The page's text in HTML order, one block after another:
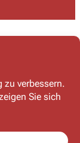
in Kontakt
auf Ihre